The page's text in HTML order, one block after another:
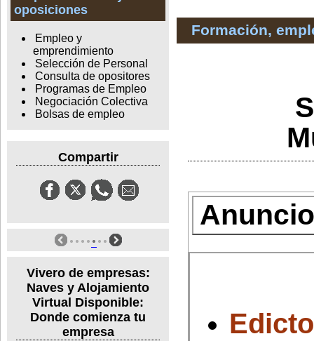
oposiciones
Empleo y
emprendimiento
Selección de Personal
Consulta de opositores
Programas de Empleo
Negociación Colectiva
Bolsas de empleo
Compartir
Vivero de empresas:
Naves y Alojamiento
Virtual Disponible:
Donde comienza tu
empresa
Formación,